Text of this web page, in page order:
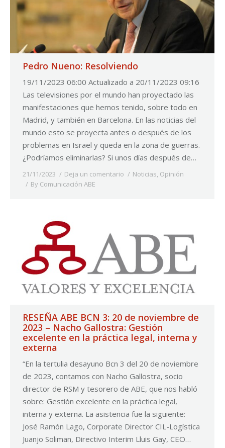
Pedro Nueno: Resolviendo
19/11/2023 06:00 Actualizado a 20/11/2023 09:16
Las televisiones por el mundo han proyectado las
manifestaciones que hemos tenido, sobre todo en
Madrid, y también en Barcelona. En las noticias del
mundo esto se proyecta antes o después de los
problemas en Israel y queda en la zona de guerras.
¿Podríamos eliminarlas? Si unos días después de…
21/11/2023 Deja un comentario Noticias, Opinión
By Comunicación ABE
RESEÑA ABE BCN 3: 20 de noviembre de
2023 – Nacho Gallostra: Gestión
excelente en la práctica legal, interna y
externa
“En la tertulia desayuno Bcn 3 del 20 de noviembre
de 2023, contamos con Nacho Gallostra, socio
director de RSM y tesorero de ABE, que nos habló
sobre: Gestión excelente en la práctica legal,
interna y externa. La asistencia fue la siguiente:
José Ramón Lago, Corporate Director CIL-Logística
Juanjo Soliman, Directivo Interim Lluis Gay, CEO…